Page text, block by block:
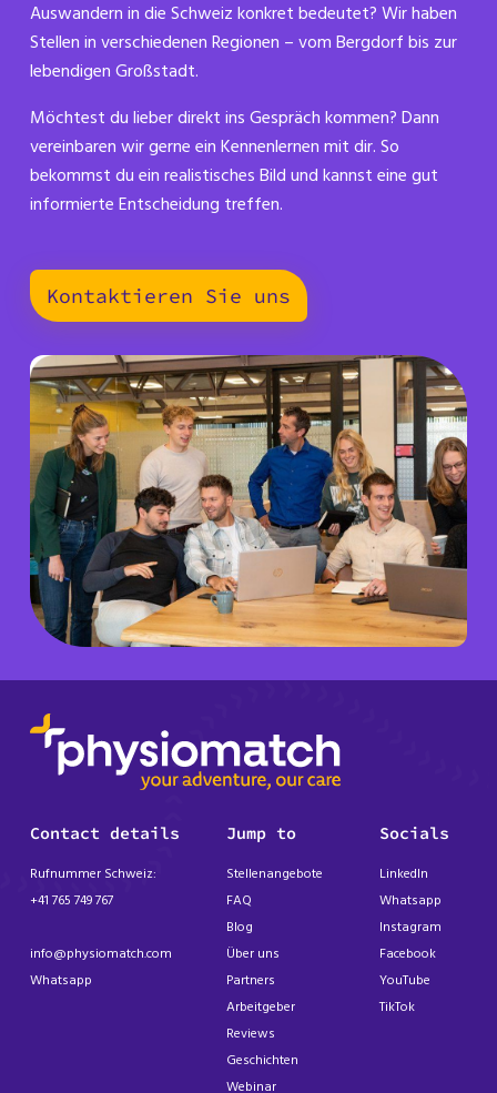
Auswandern in die Schweiz konkret bedeutet? Wir haben
Stellen in verschiedenen Regionen – vom Bergdorf bis zur
lebendigen Großstadt.
Möchtest du lieber direkt ins Gespräch kommen? Dann
vereinbaren wir gerne ein Kennenlernen mit dir. So
bekommst du ein realistisches Bild und kannst eine gut
informierte Entscheidung treffen.
Kontaktieren Sie uns
Contact details
Rufnummer Schweiz:
+41 765 749 767
info@physiomatch.com
Whatsapp
Jump to
Stellenangebote
FAQ
Blog
Über uns
Partners
Arbeitgeber
Reviews
Geschichten
Webinar
Socials
LinkedIn
Whatsapp
Instagram
Facebook
YouTube
TikTok